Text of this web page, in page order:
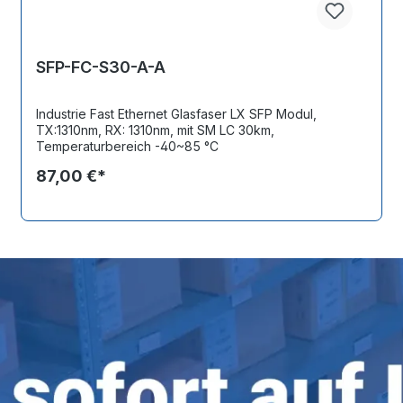
SFP-FC-S30-A-A
Industrie Fast Ethernet Glasfaser LX SFP Modul,
TX:1310nm, RX: 1310nm, mit SM LC 30km,
Temperaturbereich -40~85 °C
87,00 €*